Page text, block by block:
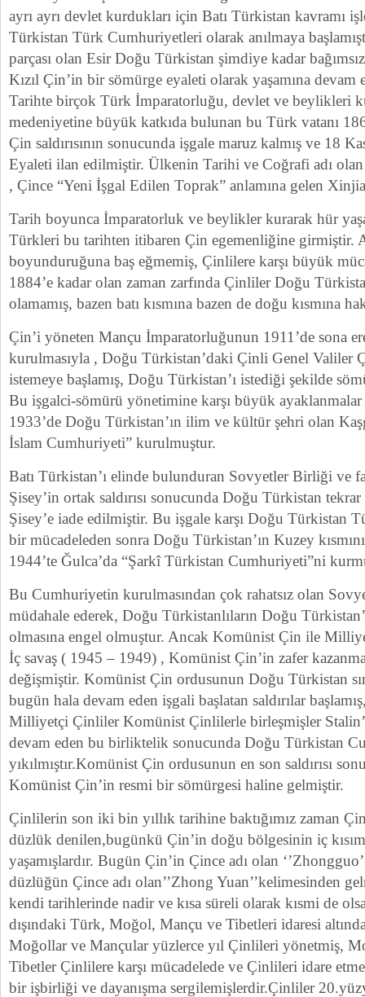
ayrı ayrı devlet kurdukları için Batı Türkistan kavramı
Türkistan Türk Cumhuriyetleri olarak anılmaya
parçası olan Esir Doğu Türkistan şimdiye kadar
Kızıl Çin’in bir sömürge eyaleti olarak yaşamına devam
Tarihte birçok Türk İmparatorluğu, devlet ve beylikleri
medeniyetine büyük katkıda bulunan bu Türk vatanı
Çin saldırısının sonucunda işgale maruz kalmış ve 18
Eyaleti ilan edilmiştir. Ülkenin Tarihi ve Coğrafi adı
, Çince “Yeni İşgal Edilen Toprak” anlamına gelen
Tarih boyunca İmparatorluk ve beylikler kurarak hür
Türkleri bu tarihten itibaren Çin egemenliğine girmiştir.
boyunduruğuna baş eğmemiş, Çinlilere karşı büyük
1884’e kadar olan zaman zarfında Çinliler Doğu
olamamış, bazen batı kısmına bazen de doğu kısmına
Çin’i yöneten Mançu İmparatorluğunun 1911’de sona
kurulmasıyla , Doğu Türkistan’daki Çinli Genel Valiler
istemeye başlamış, Doğu Türkistan’ı istediği şekilde
Bu işgalci-sömürü yönetimine karşı büyük
1933’de Doğu Türkistan’ın ilim ve kültür şehri olan
İslam Cumhuriyeti” kurulmuştur.
Batı Türkistan’ı elinde bulunduran Sovyetler Birliği ve
Şisey’in ortak saldırısı sonucunda Doğu Türkistan
Şisey’e iade edilmiştir. Bu işgale karşı Doğu Türkistan
bir mücadeleden sonra Doğu Türkistan’ın Kuzey
1944’te Ğulca’da “Şarkî Türkistan Cumhuriyeti”ni
Bu Cumhuriyetin kurulmasından çok rahatsız olan
müdahale ederek, Doğu Türkistanlıların Doğu
olmasına engel olmuştur. Ancak Komünist Çin ile
İç savaş ( 1945 – 1949) , Komünist Çin’in zafer
değişmiştir. Komünist Çin ordusunun Doğu Türkistan
bugün hala devam eden işgali başlatan saldırılar
Milliyetçi Çinliler Komünist Çinlilerle birleşmişler
devam eden bu birliktelik sonucunda Doğu Türkistan
yıkılmıştır.Komünist Çin ordusunun en son saldırısı
Komünist Çin’in resmi bir sömürgesi haline gelmiştir.
Çinlilerin son iki bin yıllık tarihine baktığımız zaman
düzlük denilen,bugünkü Çin’in doğu bölgesinin iç
yaşamışlardır. Bugün Çin’in Çince adı olan
düzlüğün Çince adı olan’’Zhong Yuan’’kelimesinden
kendi tarihlerinde nadir ve kısa süreli olarak kısmi de
dışındaki Türk, Moğol, Mançu ve Tibetleri idaresi
Moğollar ve Mançular yüzlerce yıl Çinlileri yönetmiş,
Tibetler Çinlilere karşı mücadelede ve Çinlileri idare
bir işbirliği ve dayanışma sergilemişlerdir.Çinliler